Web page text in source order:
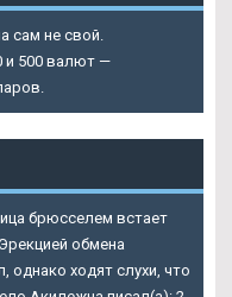
сам не свой.
и 500 валют —
брюсселем встает
обмена
однако ходят слухи, что